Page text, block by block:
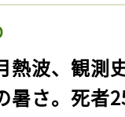
熱波、観
暑さ。死者
ログイン